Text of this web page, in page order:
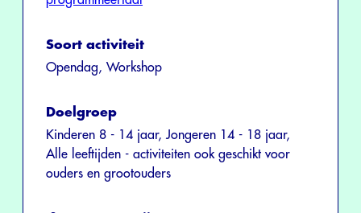
Soort activiteit
Opendag, Workshop
Doelgroep
Kinderen 8 - 14 jaar, Jongeren 14 - 18 jaar,
Alle leeftijden - activiteiten ook geschikt voor
ouders en grootouders